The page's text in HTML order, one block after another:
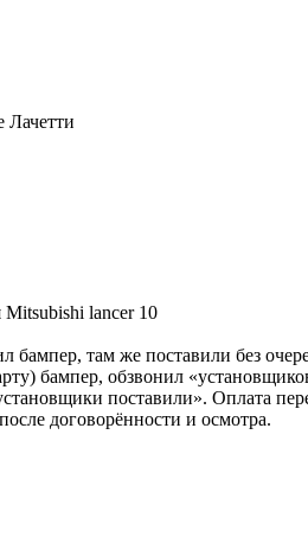
Лачетти
lancer 10
бампер, там же поставили без
бампер, обзвонил
поставили». Оплата
договорённости и осмотра.